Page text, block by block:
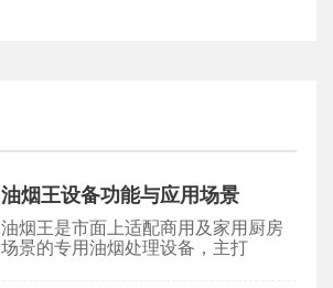
油烟王设备功能与应用场景
油烟王是市面上适配商用及家用厨房
场景的专用油烟处理设备，主打